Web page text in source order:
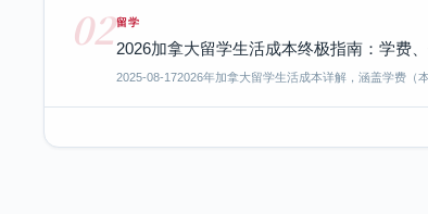
02留学
2026加拿大留学生活成本终极指南：学费
2025-08-172026年加拿大留学生活成本详解，涵盖学费（